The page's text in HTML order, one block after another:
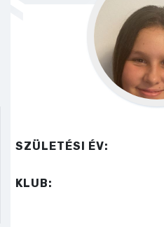
SZÜLETÉSI ÉV:
KLUB: